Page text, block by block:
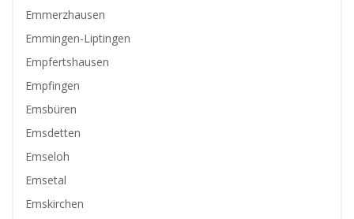
Emmerzhausen
Emmingen-Liptingen
Empfertshausen
Empfingen
Emsbüren
Emsdetten
Emseloh
Emsetal
Emskirchen